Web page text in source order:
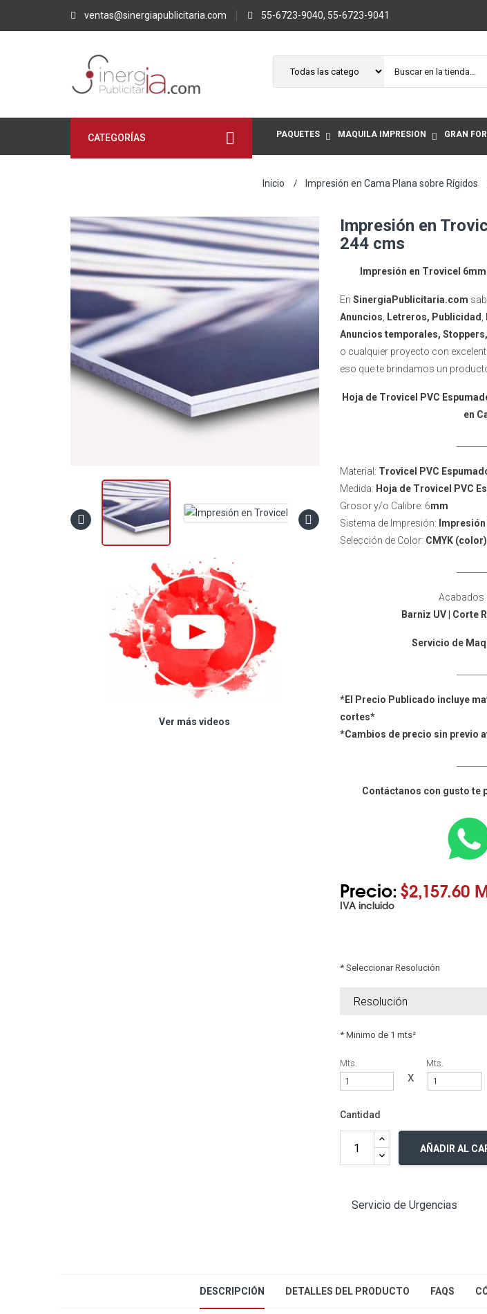
ventas@sinergiapublicitaria.com 55-6723-9040, 55-6723-9041
CATEGORÍAS PAQUETES MAQUILA IMPRESIÓN GRAN
Inicio Impresión en Cama Plana sobre Rígidos
Ver más videos
Impresión en
244 cms
Impresión en Trovicel
En SinergiaPublicitaria.com
Anuncios
Letreros, Publicidad
Anuncios temporales,
o cualquier proyecto con
eso que te brindamos un
Hoja de Trovicel PVC
en
Material: Trovicel PVC
Medida: Hoja de Trovicel PVC
Grosor y/o Calibre: 6mm
Sistema de Impresión:
Selección de Color: CMYK (color)
Acabados
Barniz UV | Corte
Servicio de
*El Precio Publicado incluye
cortes*
*Cambios de precio sin previo
Contáctanos con gusto te
Precio:$2,157.60
IVA incluido
* Seleccionar Resolución
* Minimo de 1 mts²
Mts.
X
Mts.
Cantidad
AÑADIR AL
Servicio de Urgencias
DESCRIPCIÓN DETALLES DEL PRODUCTO FAQS